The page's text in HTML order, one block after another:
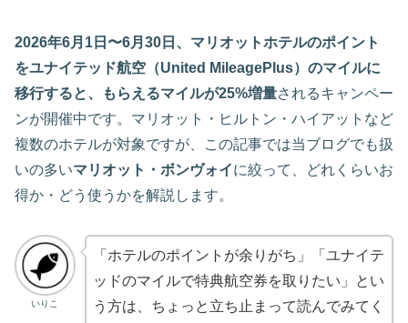
2026年6月1日〜6月30日、マリオットホテルのポイント
をユナイテッド航空（United MileagePlus）のマイルに
移行すると、もらえるマイルが25%増量されるキャンペー
ンが開催中です。マリオット・ヒルトン・ハイアットなど
複数のホテルが対象ですが、この記事では当ブログでも扱
いの多いマリオット・ボンヴォイに絞って、どれくらいお
得か・どう使うかを解説します。
いりこ
「ホテルのポイントが余りがち」「ユナイテ
ッドのマイルで特典航空券を取りたい」とい
う方は、ちょっと立ち止まって読んでみてく